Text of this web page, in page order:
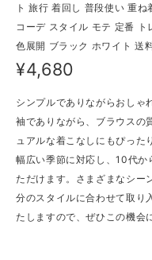
ト 旅行 着回し 普段使い 重
コーデ スタイル モテ 定番
色展開 ブラック ホワイト 送
¥4,680
シンプルでありながらおしゃ
袖でありながら、ブラウスの
ュアルな着こなしにもぴった
幅広い季節に対応し、10代
ただけます。さまざまなシー
分のスタイルに合わせて取り
たしますので、ぜひこの機会